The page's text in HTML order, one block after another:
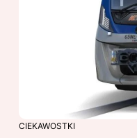
CIEKAWOSTKI